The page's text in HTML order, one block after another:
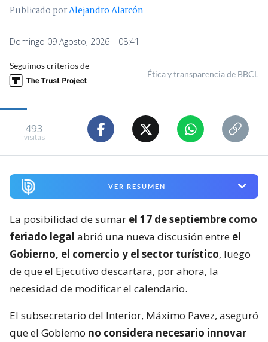
Publicado porAlejandro Alarcón
Domingo 09 Agosto, 2026 | 08:41
Seguimos criterios de
Ética y transparencia de BBCL
493
visitas
VER RESUMEN
La posibilidad de sumar el 17 de septiembre como
feriado legal abrió una nueva discusión entre el
Gobierno, el comercio y el sector turístico, luego
de que el Ejecutivo descartara, por ahora, la
necesidad de modificar el calendario.
El subsecretario del Interior, Máximo Pavez, aseguró
que el Gobierno no considera necesario innovar